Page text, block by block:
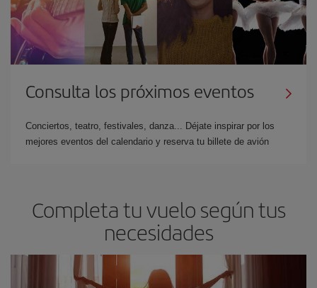
Consulta los próximos eventos
Conciertos, teatro, festivales, danza... Déjate inspirar por los
mejores eventos del calendario y reserva tu billete de avión
Completa tu vuelo según tus
necesidades